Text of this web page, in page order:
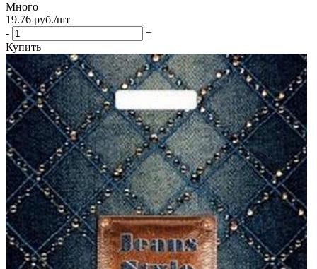
Много
19.76 руб./шт
-
+
Купить